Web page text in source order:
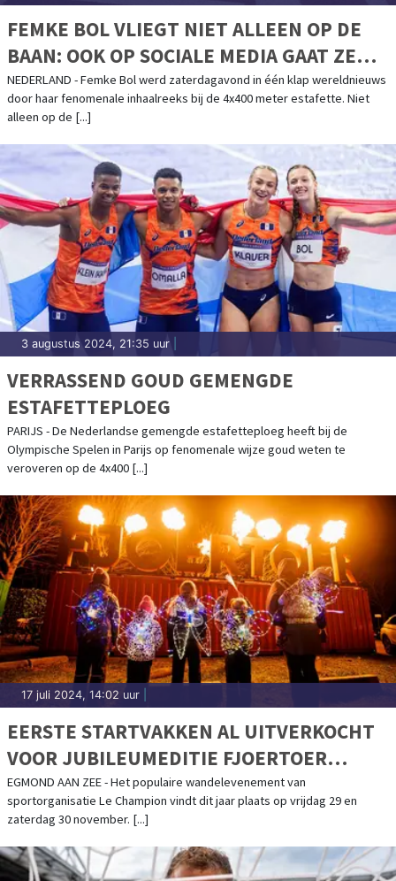
FEMKE BOL VLIEGT NIET ALLEEN OP DE
BAAN: OOK OP SOCIALE MEDIA GAAT ZE
KEIHARD
NEDERLAND - Femke Bol werd zaterdagavond in één klap wereldnieuws
door haar fenomenale inhaalreeks bij de 4x400 meter estafette. Niet
alleen op de [...]
3 augustus 2024, 21:35 uur
VERRASSEND GOUD GEMENGDE
ESTAFETTEPLOEG
PARIJS - De Nederlandse gemengde estafetteploeg heeft bij de
Olympische Spelen in Parijs op fenomenale wijze goud weten te
veroveren op de 4x400 [...]
17 juli 2024, 14:02 uur
EERSTE STARTVAKKEN AL UITVERKOCHT
VOOR JUBILEUMEDITIE FJOERTOER
EGMOND
EGMOND AAN ZEE - Het populaire wandelevenement van
sportorganisatie Le Champion vindt dit jaar plaats op vrijdag 29 en
zaterdag 30 november. [...]